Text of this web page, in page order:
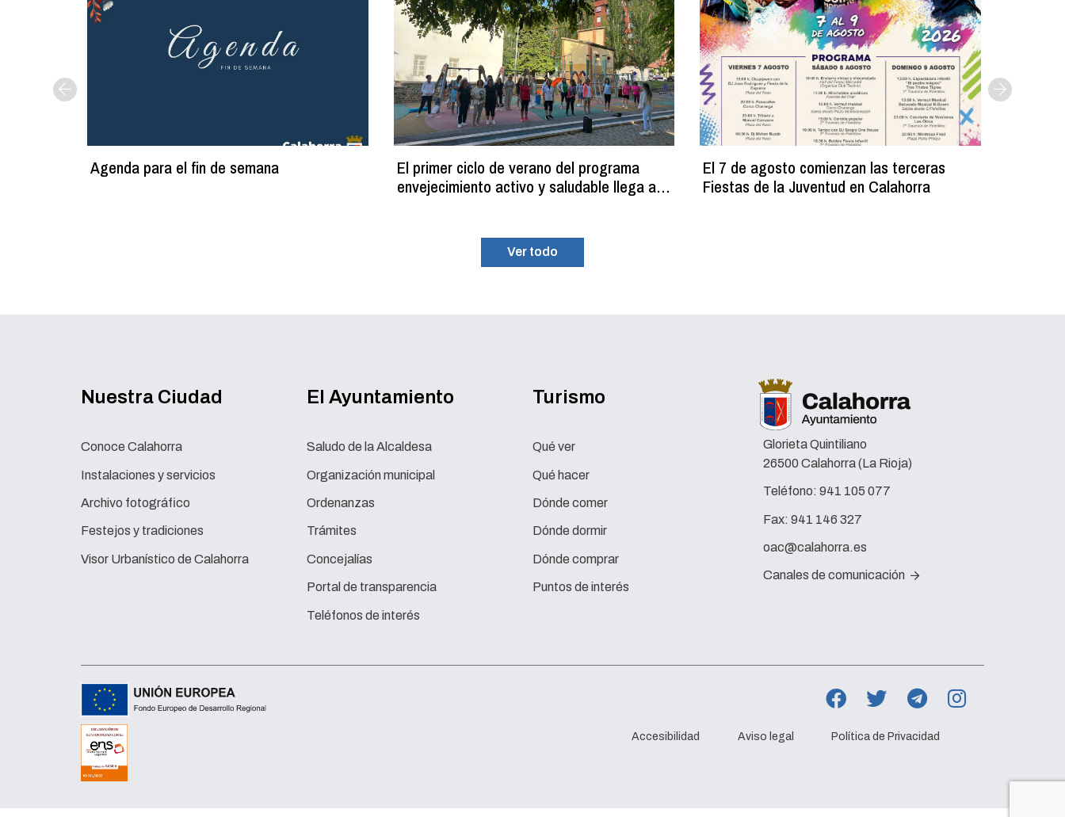
Agenda para el fin de semana
El primer ciclo de verano del programa
envejecimiento activo y saludable llega a
El 7 de agosto comienzan las terceras
Fiestas de la Juventud en Calahorra
Ver todo
Nuestra Ciudad
Conoce Calahorra
Instalaciones y servicios
Archivo fotográfico
Festejos y tradiciones
Visor Urbanístico de Calahorra
El Ayuntamiento
Saludo de la Alcaldesa
Organización municipal
Ordenanzas
Trámites
Concejalías
Portal de transparencia
Teléfonos de interés
Turismo
Qué ver
Qué hacer
Dónde comer
Dónde dormir
Dónde comprar
Puntos de interés
Glorieta Quintiliano
26500 Calahorra (La Rioja)
Teléfono: 941 105 077
Fax: 941 146 327
oac@calahorra.es
Canales de comunicación
Accesibilidad Aviso legal Política de Privacidad